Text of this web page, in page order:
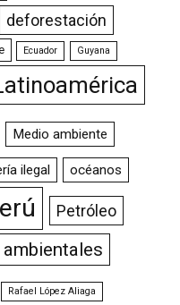
deforestación
Ecuador Guyana
Medio ambiente
ilegal océanos
Petróleo
Rafael López Aliaga